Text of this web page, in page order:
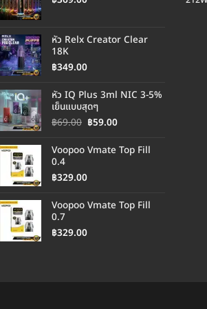
หัว Relx Creator Clear
18K
฿349.00
หัว IQ Plus 3ml NIC 3-5%
เย็นแบบสุดๆ
฿69.00 Original
was:
฿59.00Current
is:
฿59.00.
Voopoo Vmate Top Fill
0.4
฿329.00
Voopoo Vmate Top Fill
0.7
฿329.00